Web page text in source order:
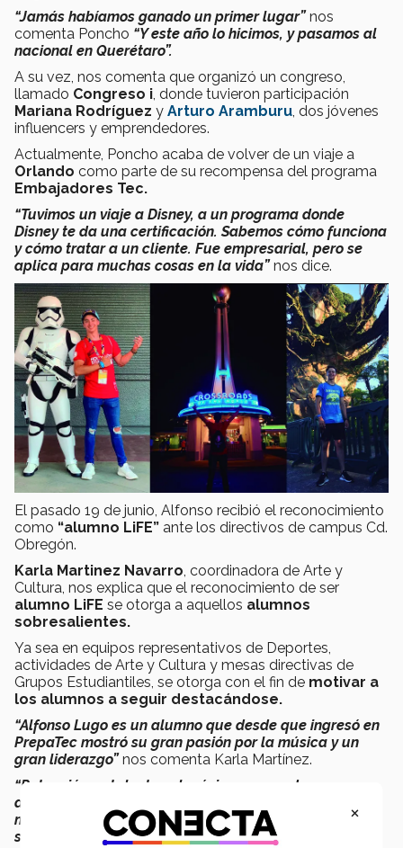
“Jamás habíamos ganado un primer lugar”nos
comenta Poncho “Y este año lo hicimos, y pasamos al
nacional en Querétaro”.
A su vez, nos comenta que organizó un congreso,
llamado Congreso i , donde tuvieron participación
Mariana Rodríguez y Arturo Aramburu , dos jóvenes
influencers y emprendedores.
Actualmente, Poncho acaba de volver de un viaje a
Orlando como parte de su recompensa del programa
Embajadores Tec.
“Tuvimos un viaje a Disney, a un programa donde
Disney te da una certificación. Sabemos cómo funciona
y cómo tratar a un cliente. Fue empresarial, pero se
aplica para muchas cosas en la vida”nos dice.
El pasado 19 de junio, Alfonso recibió el reconocimiento
como “alumno LiFE” ante los directivos de campus Cd.
Obregón.
Karla Martinez Navarro, coordinadora de Arte y
Cultura, nos explica que el reconocimiento de ser
alumno LiFE se otorga a aquellos alumnos
sobresalientes.
Ya sea en equipos representativos de Deportes,
actividades de Arte y Cultura y mesas directivas de
Grupos Estudiantiles, se otorga con el fin de motivar a
los alumnos a seguir destacándose.
“Alfonso Lugo es un alumno que desde que ingresó en
PrepaTec mostró su gran pasión por la música y un
gran liderazgo” nos comenta Karla Martínez.
“Potenció sus talentos al máximo, ganando una
destacada mención”
muy orgullosos de todo lo que ha logrado y en lo que
se convirtió”
×